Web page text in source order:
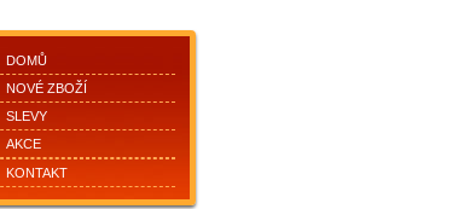
DOMŮ
NOVÉ ZBOŽÍ
SLEVY
AKCE
KONTAKT